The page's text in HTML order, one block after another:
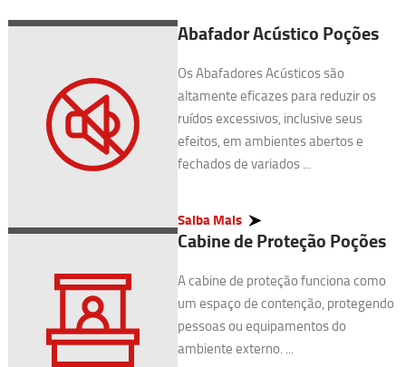
Abafador Acústico Poções
Os Abafadores Acústicos são
altamente eficazes para reduzir os
ruídos excessivos, inclusive seus
efeitos, em ambientes abertos e
fechados de variados ...
Saiba Mais
Cabine de Proteção Poções
A cabine de proteção funciona como
um espaço de contenção, protegendo
pessoas ou equipamentos do
ambiente externo. ...